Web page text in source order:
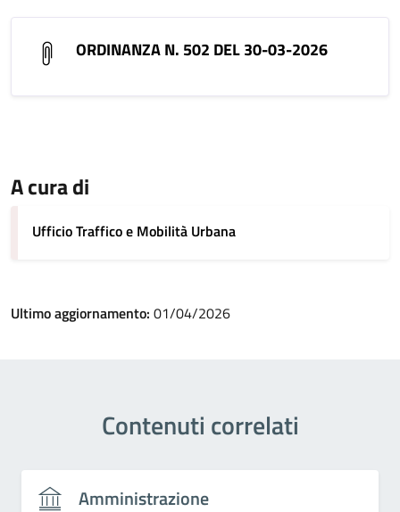
ORDINANZA N. 502 DEL 30-03-2026
A cura di
Ufficio Traffico e Mobilità Urbana
Ultimo aggiornamento: 01/04/2026
Contenuti correlati
Amministrazione